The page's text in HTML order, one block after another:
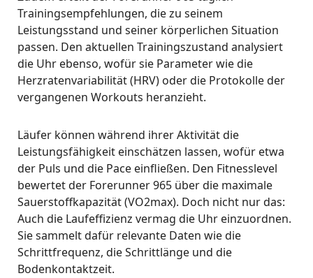
Trainingsempfehlungen, die zu seinem
Leistungsstand und seiner körperlichen Situation
passen. Den aktuellen Trainingszustand analysiert
die Uhr ebenso, wofür sie Parameter wie die
Herzratenvariabilität (HRV) oder die Protokolle der
vergangenen Workouts heranzieht.
Läufer können während ihrer Aktivität die
Leistungsfähigkeit einschätzen lassen, wofür etwa
der Puls und die Pace einfließen. Den Fitnesslevel
bewertet der Forerunner 965 über die maximale
Sauerstoffkapazität (VO2max). Doch nicht nur das:
Auch die Laufeffizienz vermag die Uhr einzuordnen.
Sie sammelt dafür relevante Daten wie die
Schrittfrequenz, die Schrittlänge und die
Bodenkontaktzeit.